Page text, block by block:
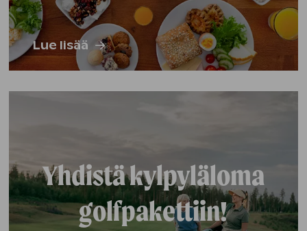
Lue lisää
Yhdistä kylpyläloma
golfpakettiin!